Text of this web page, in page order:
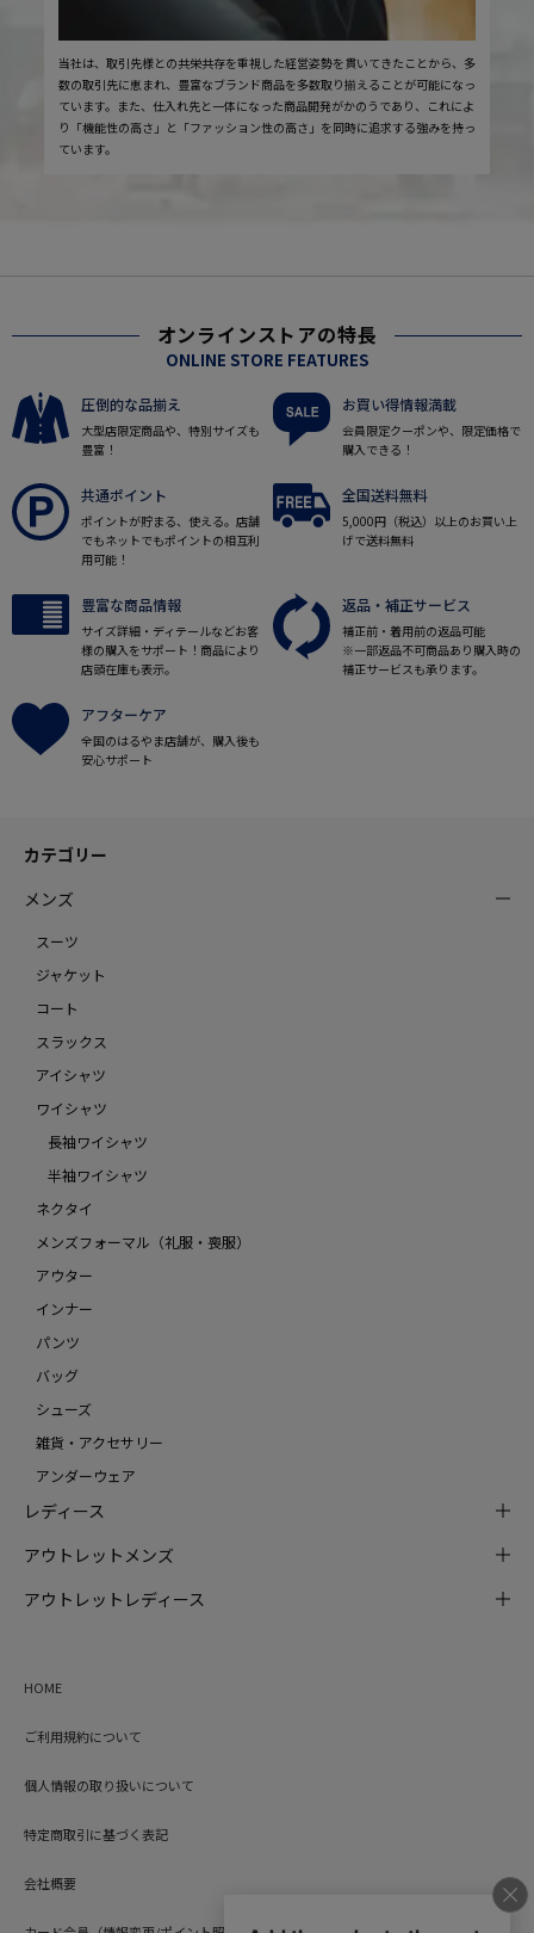
当社は、取引先様との共栄共存を重視した経営姿勢を貫いてきたことから、多
数の取引先に恵まれ、豊富なブランド商品を多数取り揃えることが可能になっ
ています。また、仕入れ先と一体になった商品開発がかのうであり、これによ
り「機能性の高さ」と「ファッション性の高さ」を同時に追求する強みを持っ
ています。
オンラインストアの特長
ONLINE STORE FEATURES
圧倒的な品揃え
大型店限定商品や、特別サイズも
豊富！
お買い得情報満載
会員限定クーポンや、限定価格で
購入できる！
共通ポイント
ポイントが貯まる、使える。店舗
でもネットでもポイントの相互利
用可能！
全国送料無料
5,000円（税込）以上のお買い上
げで送料無料
豊富な商品情報
サイズ詳細・ディテールなどお客
様の購入をサポート！商品により
店頭在庫も表示。
返品・補正サービス
補正前・着用前の返品可能
※一部返品不可商品あり購入時の
補正サービスも承ります。
アフターケア
全国のはるやま店舗が、購入後も
安心サポート
カテゴリー
メンズ
スーツ
ジャケット
コート
スラックス
アイシャツ
ワイシャツ
長袖ワイシャツ
半袖ワイシャツ
ネクタイ
メンズフォーマル（礼服・喪服）
アウター
インナー
パンツ
バッグ
シューズ
雑貨・アクセサリー
アンダーウェア
レディース
アウトレットメンズ
アウトレットレディース
HOME
ご利用規約について
個人情報の取り扱いについて
特定商取引に基づく表記
会社概要